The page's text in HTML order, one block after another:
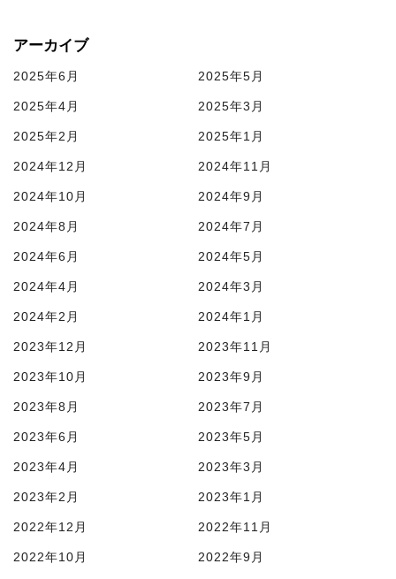
アーカイブ
2025年6月 2025年5月
2025年4月 2025年3月
2025年2月 2025年1月
2024年12月 2024年11月
2024年10月 2024年9月
2024年8月 2024年7月
2024年6月 2024年5月
2024年4月 2024年3月
2024年2月 2024年1月
2023年12月 2023年11月
2023年10月 2023年9月
2023年8月 2023年7月
2023年6月 2023年5月
2023年4月 2023年3月
2023年2月 2023年1月
2022年12月 2022年11月
2022年10月 2022年9月